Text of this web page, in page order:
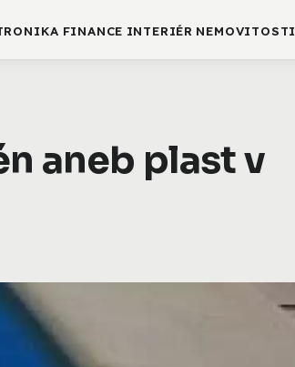
FINANCE INTERIÉR NEMOVITOSTI
aneb plast v